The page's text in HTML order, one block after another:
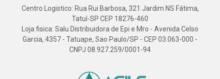
Centro Logistico: Rua Rui Barbosa, 321 Jardim NS Fátima,
Tatuí-SP CEP 18276-460
Loja fisica: Salu Distribuidora de Epi e Mro - Avenida Celso
Garcia, 4357 - Tatuape, Sao Paulo/SP - CEP 03.063-000 -
CNPJ 08.927.259/0001-94